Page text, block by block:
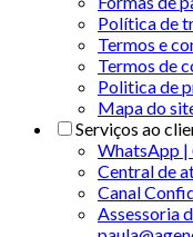
Política de
Termos e
Termos de
Politica de
Mapa do
Serviços ao
WhatsApp |
Central de
Canal
Assessoria